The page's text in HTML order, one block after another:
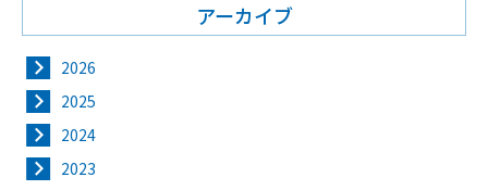
アーカイブ
2026
2025
2024
2023